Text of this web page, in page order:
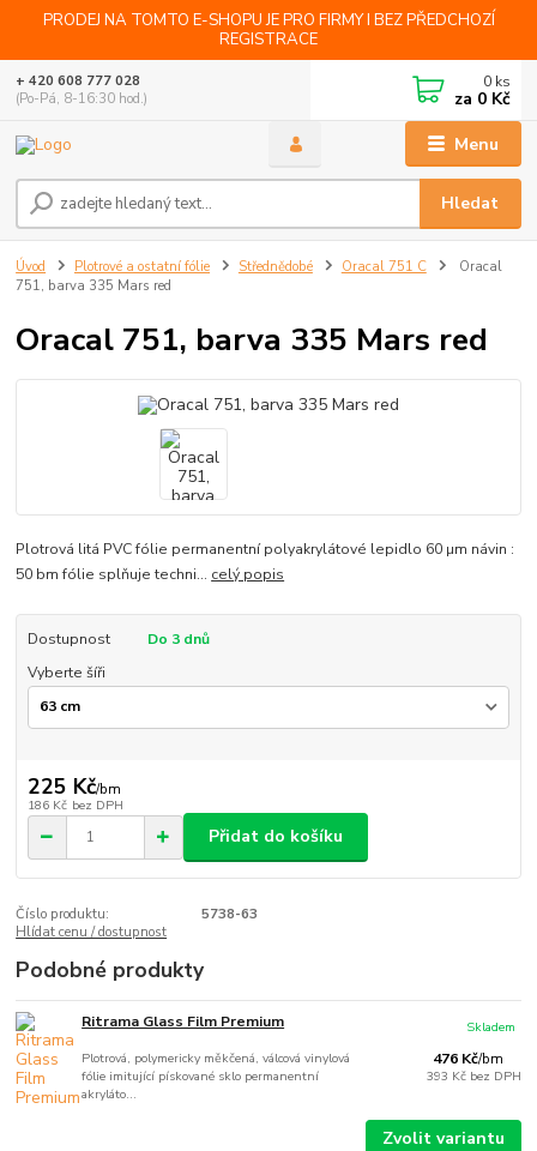
PRODEJ NA TOMTO E-SHOPU JE PRO FIRMY I BEZ PŘEDCHOZÍ
REGISTRACE
Menu
Hledat
+ 420 608 777 028
(Po-Pá, 8-16:30 hod.)
0 ks
za 0 Kč
Úvod Plotrové a ostatní fólie Střednědobé Oracal 751 C
Oracal
751, barva 335 Mars red
Oracal 751, barva 335 Mars red
Plotrová litá PVC fólie permanentní polyakrylátové lepidlo 60 µm návin :
50 bm fólie splňuje techni... celý popis
Dostupnost
Do 3 dnů
Vyberte šíři
225 Kč/bm
186 Kč bez DPH
Přidat do košíku
Číslo produktu:
5738-63
Hlídat cenu / dostupnost
Podobné produkty
Ritrama Glass Film Premium
Plotrová, polymericky měkčená, válcová vinylová
fólie imitující pískované sklo permanentní
akryláto...
476 Kč/bm
393 Kč bez DPH
Skladem
Zvolit variantu